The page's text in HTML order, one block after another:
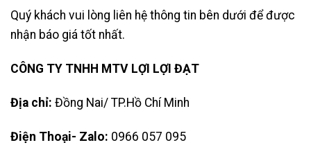
Quý khách vui lòng liên hệ thông tin bên dưới để được
nhận báo giá tốt nhất.
CÔNG TY TNHH MTV LỢI LỢI ĐẠT
Địa chỉ: Đồng Nai/ TP.Hồ Chí Minh
Điện Thoại- Zalo: 0966 057 095